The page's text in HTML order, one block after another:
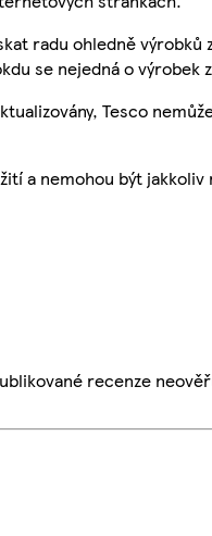
radu ohledně
se nejedná o výrobek
Tesco
a nemohou být
recenze